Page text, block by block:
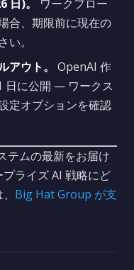
日)。
ワークフロー
合、期限前に現在の
。
アウト。
OpenAI 作
日に公開 — ワークス
定オプションを確認
テムの最新をお届け
ライズ AI 戦略にど
Big Hat Group が支